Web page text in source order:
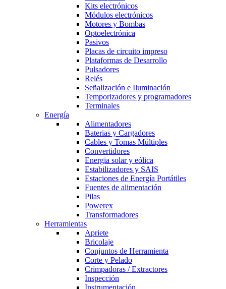
Kits electrónicos
Módulos electrónicos
Motores y Bombas
Optoelectrónica
Pasivos
Placas de circuito impreso
Plataformas de Desarrollo
Pulsadores
Relés
Señalización e Iluminación
Temporizadores y programadores
Terminales
Energía
Alimentadores
Baterias y Cargadores
Cables y Tomas Múltiples
Convertidores
Energia solar y eólica
Estabilizadores y SAIS
Estaciones de Energía Portátiles
Fuentes de alimentación
Pilas
Powerex
Transformadores
Herramientas
Apriete
Bricolaje
Conjuntos de Herramienta
Corte y Pelado
Crimpadoras / Extractores
Inspección
Instrumentación